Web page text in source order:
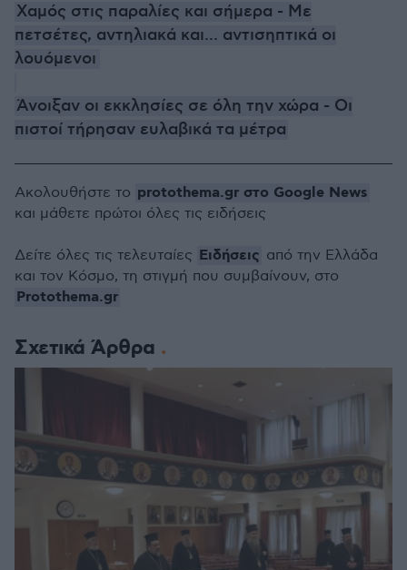
Χαμός στις παραλίες και σήμερα - Με
πετσέτες, αντηλιακά και... αντισηπτικά οι
λουόμενοι
Άνοιξαν οι εκκλησίες σε όλη την χώρα - Οι
πιστοί τήρησαν ευλαβικά τα μέτρα
Σχετικά Άρθρα
Ακολουθήστε το protothema.gr στο Google News
και μάθετε πρώτοι όλες τις ειδήσεις
Δείτε όλες τις τελευταίες Ειδήσεις από την Ελλάδα
και τον Κόσμο, τη στιγμή που συμβαίνουν, στο
Protothema.gr